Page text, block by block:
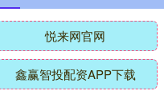
悦来网官网
鑫赢智投配资APP下载